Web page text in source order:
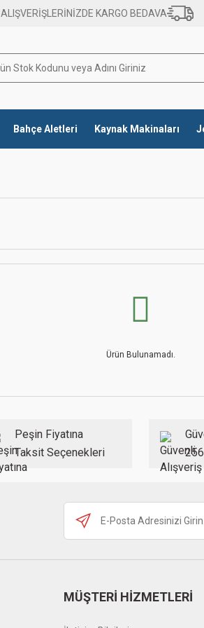
ALIŞVERİŞLERİNİZDE KARGO BEDAVA
Bahçe Aletleri Kaynak Makinaları
Ürün Bulunamadı.
Peşin Fiyatına
Taksit Seçenekleri
MÜŞTERİ HİZMETLERİ